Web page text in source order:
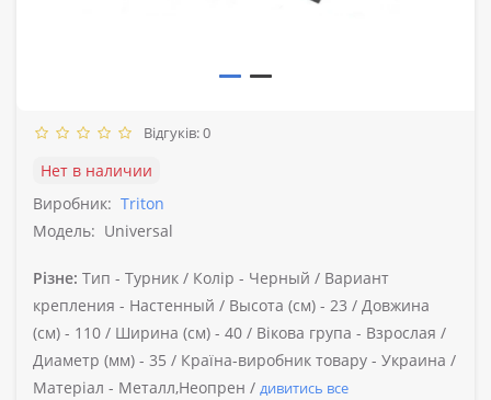
Відгуків: 0
Нет в наличии
Виробник: Triton
Модель: Universal
Різне: Тип - Турник / Колір - Черный / Вариант
крепления - Настенный / Высота (см) - 23 / Довжина
(см) - 110 / Ширина (см) - 40 / Вікова група - Взрослая /
Диаметр (мм) - 35 / Країна-виробник товару - Украина /
Матеріал - Металл,Неопрен / дивитись все